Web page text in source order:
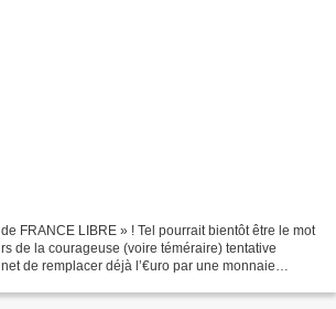
FRANCE LIBRE » ! Tel pourrait bientôt être le mot
de la courageuse (voire téméraire) tentative
de remplacer déjà l’€uro par une monnaie